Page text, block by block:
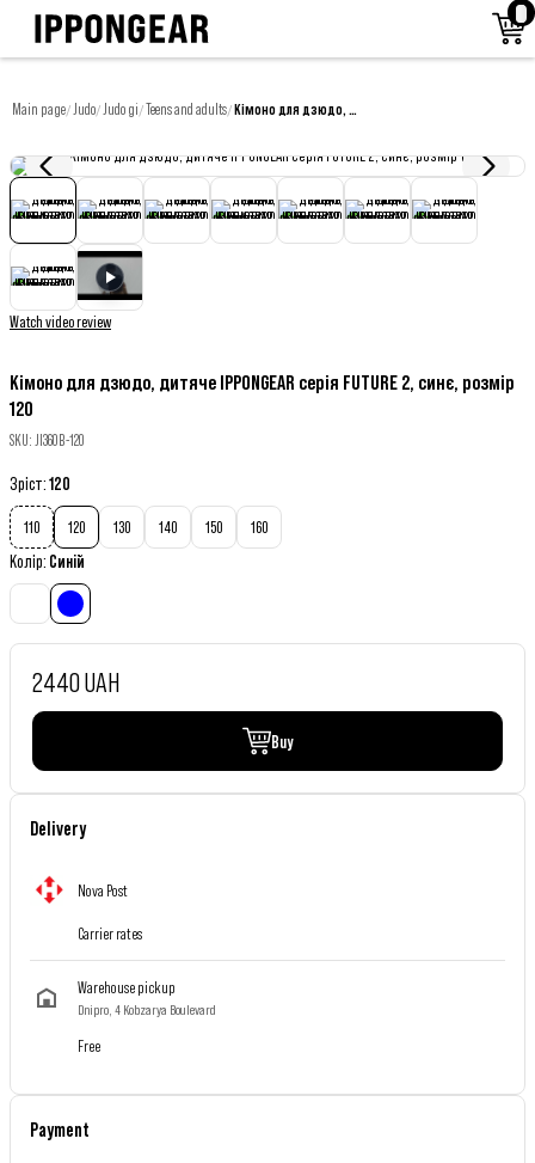
Main page/Judo/Judo gi/Teens and adults/ Кімоно для дзюдо, дитяче IPPONGEAR серія FUTURE 2, синє, розмір 120
Watch video review
Кімоно для дзюдо, дитяче IPPONGEAR серія FUTURE 2, синє, розмір
120
SKU: JI360B-120
Зріст:120
110 120 130 140 150 160
Колір: Синій
2440 UAH
Buy
Delivery
Nova Post
Carrier rates
Warehouse pickup
Dnipro, 4 Kobzarya Boulevard
Free
Payment